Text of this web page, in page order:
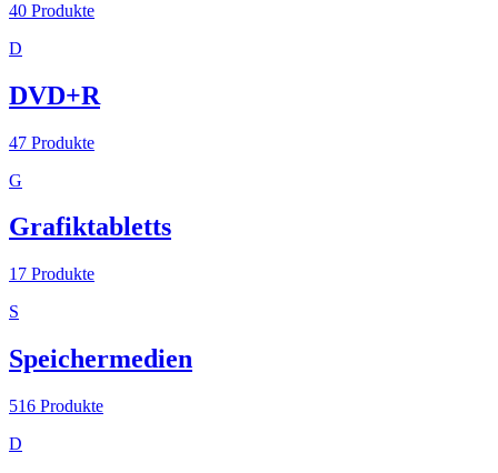
40 Produkte
D
DVD+R
47 Produkte
G
Grafiktabletts
17 Produkte
S
Speichermedien
516 Produkte
D